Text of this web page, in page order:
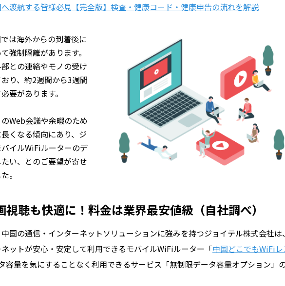
へ渡航する皆様必見【完全版】検査・健康コード・健康申告の流れを解説
は海外からの到着後に
強制隔離があります。
との連絡やモノの受け
り、約2週間から3週間
要があります。
Web会議や余暇のため
くなる傾向にあり、ジ
イルWiFiルーターのデ
い、とのご要望が寄せ
。
聴も快適に！料金は業界最安値級（自社調べ）
国の通信・インターネットソリューションに強みを持つジョイテル株式会社は、
ットが安心・安定して利用できるモバイルWiFiルーター「中国どこでもWiFiレ
容量を気にすることなく利用できるサービス「無制限データ容量オプション」